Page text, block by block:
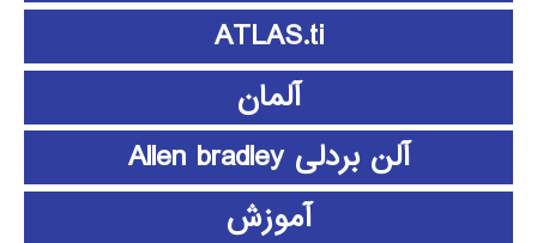
ATLAS.ti
آلمان
آلن بردلی Allen bradley
آموزش